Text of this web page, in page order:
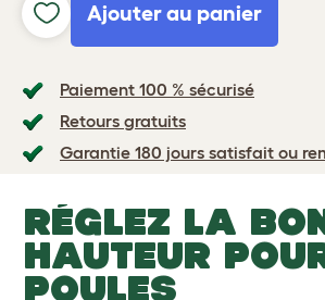
Ajouter au panier
Paiement 100 % sécurisé
Retours gratuits
Garantie 180 jours satisfait ou
RÉGLEZ LA
HAUTEUR
POULES